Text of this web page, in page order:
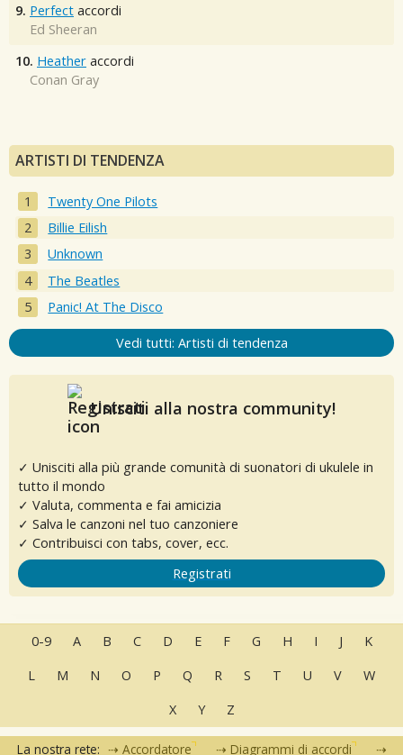
9. Perfect accordi
Ed Sheeran
10. Heather accordi
Conan Gray
ARTISTI DI TENDENZA
Twenty One Pilots
Billie Eilish
Unknown
The Beatles
Panic! At The Disco
Vedi tutti: Artisti di tendenza
Unisciti alla nostra community!
✓ Unisciti alla più grande comunità di suonatori di ukulele in
tutto il mondo
✓ Valuta, commenta e fai amicizia
✓ Salva le canzoni nel tuo canzoniere
✓ Contribuisci con tabs, cover, ecc.
Registrati
0-9 A B C D E F G H I J
K
L
M N O P Q R S T U V
W
X
Y Z
La nostra rete: Accordatore Diagrammi di accordi